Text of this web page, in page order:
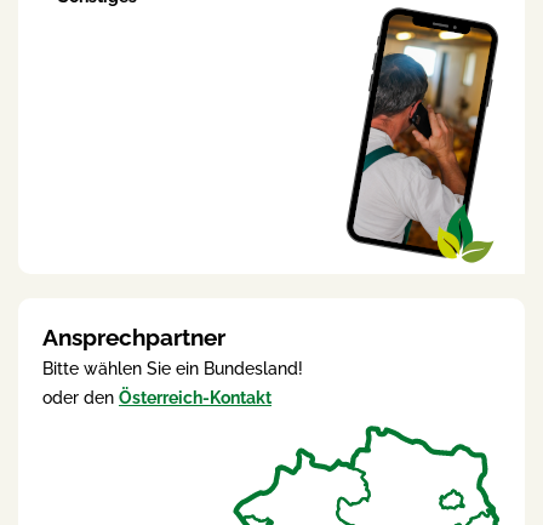
Ansprechpartner
Bitte wählen Sie ein Bundesland!
oder den Österreich-Kontakt